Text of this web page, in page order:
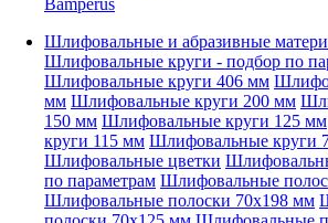
Bamperus
Шлифовальные и абразивные
Шлифовальные круги - подбор по
Шлифовальные круги 406 мм
мм Шлифовальные круги 200 мм
150 мм Шлифовальные круги 125 мм
круги 115 мм Шлифовальные круги
Шлифовальные цветки
по параметрам Шлифовальные
Шлифовальные полоски 70x198 мм